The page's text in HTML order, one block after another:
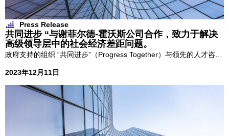
Press Release
共同进步 “与谢菲尔德-霍沃斯公司合作，致力于解决
高级领导层中的社会经济差距问题。
政府支持的组织 “共同进步”（Progress Together）与领先的人才咨询
2023年12月11日